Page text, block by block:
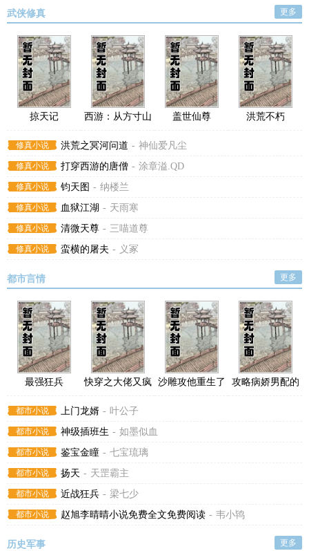
武侠修真 更多
掠天记
西游：从方寸山
盖世仙尊 洪荒不朽
修真小说 洪荒之冥河问道 - 神仙爱凡尘
修真小说 打穿西游的唐僧 - 涂章溢.QD
修真小说 钧天图 - 纳楼兰
修真小说 血狱江湖 - 天雨寒
修真小说 清微天尊 - 三喵道尊
修真小说 蛮横的屠夫 - 义冢
都市言情 更多
最强狂兵
快穿之大佬又疯
沙雕攻他重生了
攻略病娇男配的
都市小说 上门龙婿 - 叶公子
都市小说 神级插班生 - 如墨似血
都市小说 鉴宝金瞳 - 七宝琉璃
都市小说 扬天 - 天罡霸主
都市小说 近战狂兵 - 梁七少
都市小说 赵旭李晴晴小说免费全文免费阅读 - 韦小鸨
历史军事 更多